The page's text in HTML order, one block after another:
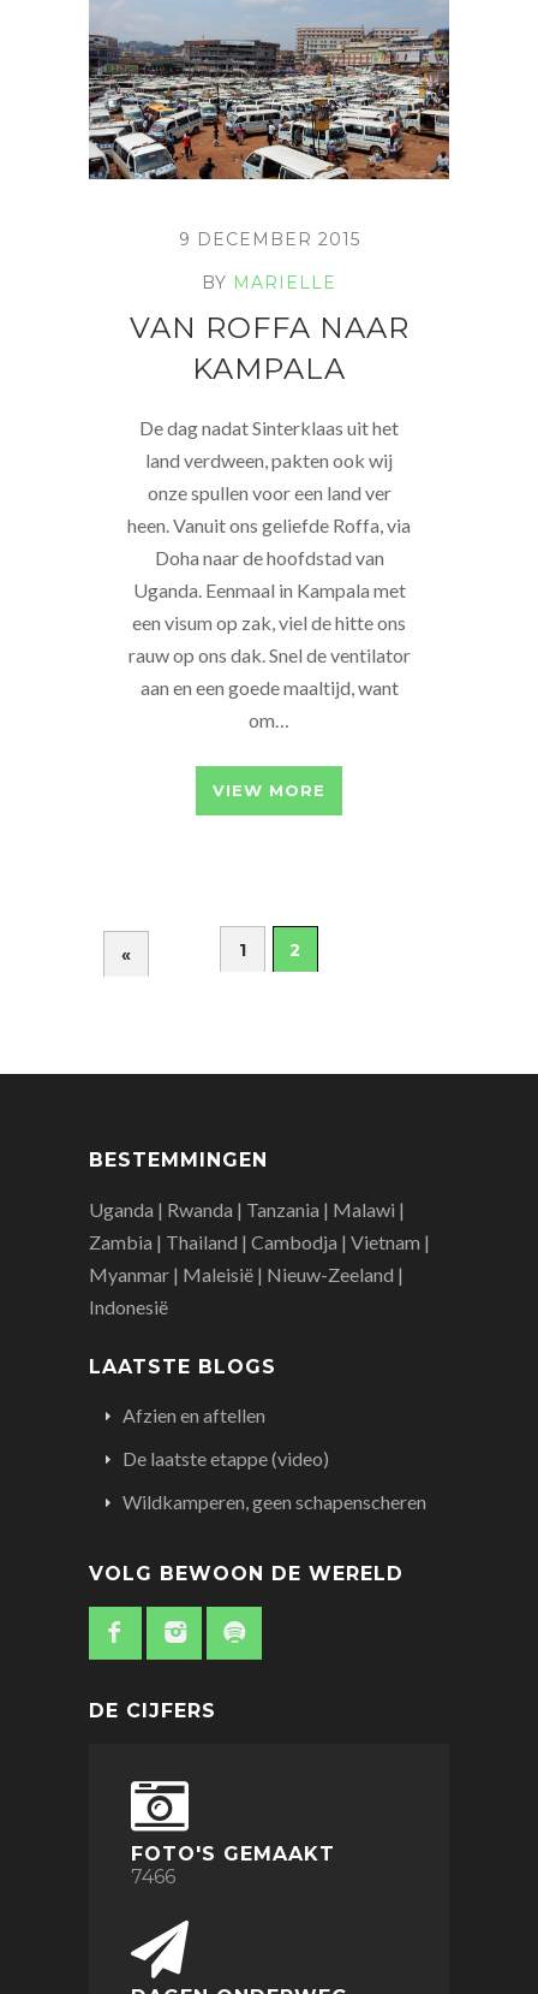
9 DECEMBER 2015
BY MARIELLE
VAN ROFFA NAAR
KAMPALA
De dag nadat Sinterklaas uit het
land verdween, pakten ook wij
onze spullen voor een land ver
heen. Vanuit ons geliefde Roffa, via
Doha naar de hoofdstad van
Uganda. Eenmaal in Kampala met
een visum op zak, viel de hitte ons
rauw op ons dak. Snel de ventilator
aan en een goede maaltijd, want
om…
VIEW MORE
« 1 2
BESTEMMINGEN
Uganda | Rwanda | Tanzania | Malawi |
Zambia | Thailand | Cambodja | Vietnam |
Myanmar | Maleisië | Nieuw-Zeeland |
Indonesië
LAATSTE BLOGS
Afzien en aftellen
De laatste etappe (video)
Wildkamperen, geen schapenscheren
VOLG BEWOON DE WERELD
DE CIJFERS
FOTO'S GEMAAKT
7466